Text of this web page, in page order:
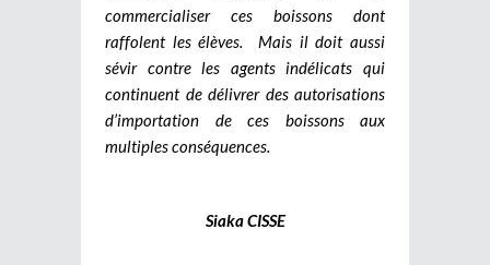
commercialiser ces boissons dont
raffolent les élèves. Mais il doit aussi
sévir contre les agents indélicats qui
continuent de délivrer des autorisations
d’importation de ces boissons aux
multiples conséquences.
Siaka CISSE